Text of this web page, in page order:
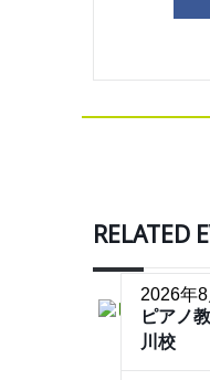
RELATED
2026年
ピアノ
川校